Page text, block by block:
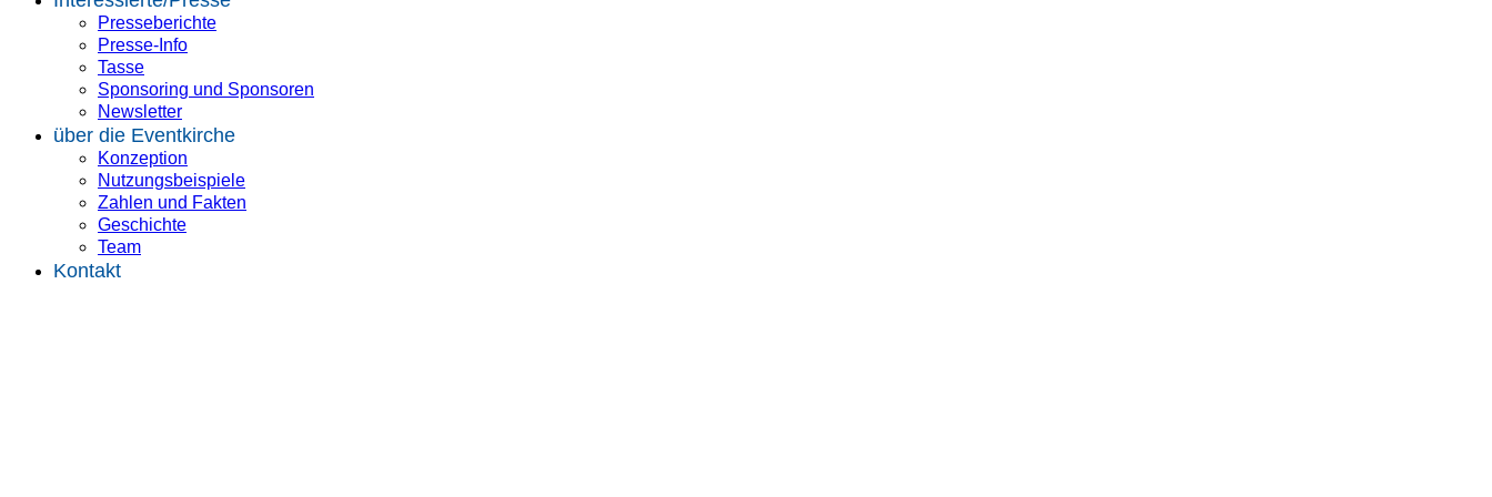
Presseberichte
Presse-Info
Tasse
Sponsoring und Sponsoren
Newsletter
über die Eventkirche
Konzeption
Nutzungsbeispiele
Zahlen und Fakten
Geschichte
Team
Kontakt